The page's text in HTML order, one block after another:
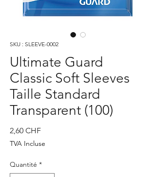
SKU : SLEEVE-0002
Ultimate Guard
Classic Soft Sleeves
Taille Standard
Transparent (100)
2,60 CHFPrix
TVA Incluse
Quantité *